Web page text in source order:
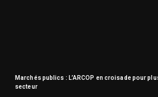
Marchés publics : L’ARCOP en croisade pour
secteur